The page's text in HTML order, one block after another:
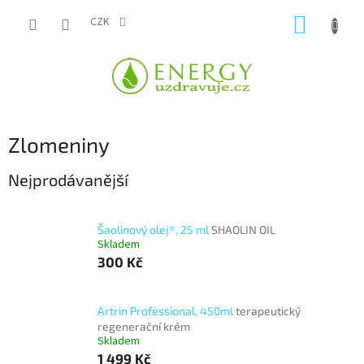
CZK
Zlomeniny
Nejprodávanější
Šaolinový olej®, 25 ml SHAOLIN OIL
Skladem
300 Kč
Artrin Professional, 450ml terapeutický
regenerační krém
Skladem
1 499 Kč